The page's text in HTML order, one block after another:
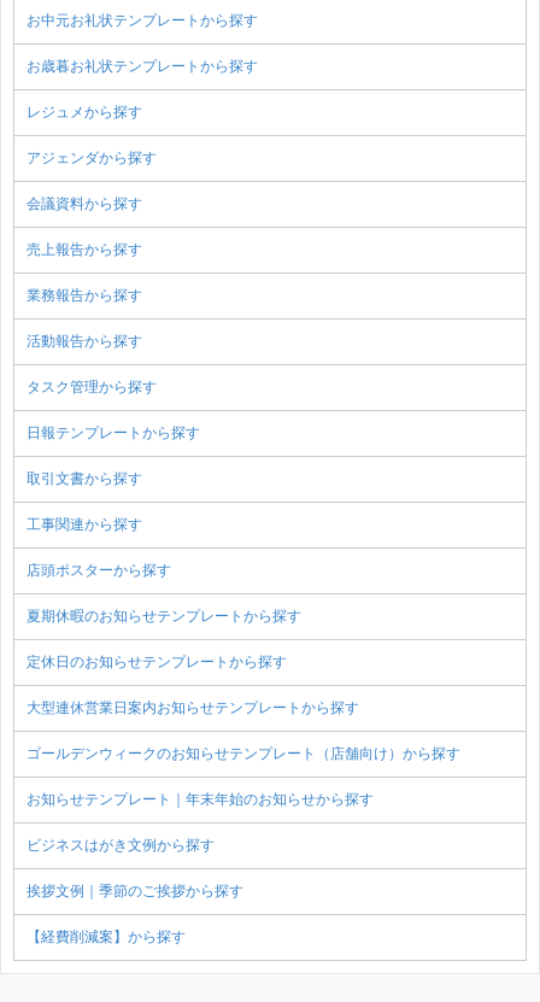
お中元お礼状テンプレートから探す
お歳暮お礼状テンプレートから探す
レジュメから探す
アジェンダから探す
会議資料から探す
売上報告から探す
業務報告から探す
活動報告から探す
タスク管理から探す
日報テンプレートから探す
取引文書から探す
工事関連から探す
店頭ポスターから探す
夏期休暇のお知らせテンプレートから探す
定休日のお知らせテンプレートから探す
大型連休営業日案内お知らせテンプレートから探す
ゴールデンウィークのお知らせテンプレート（店舗向け）から探す
お知らせテンプレート｜年末年始のお知らせから探す
ビジネスはがき文例から探す
挨拶文例｜季節のご挨拶から探す
【経費削減案】から探す